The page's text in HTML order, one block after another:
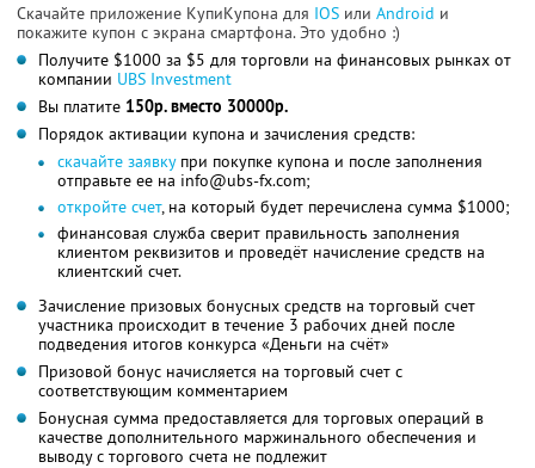
Скачайте приложение КупиКупона для IOS или Android и
покажите купон с экрана смартфона. Это удобно :)
Получите $1000 за $5 для торговли на финансовых рынках от
компании UBS Investment
Вы платите 150р. вместо 30000р.
Порядок активации купона и зачисления средств:
скачайте заявкупри покупке купона и после заполнения
отправьте ее на info@ubs-fx.com;
откройте счет, на который будет перечислена сумма $1000;
финансовая служба сверит правильность заполнения
клиентом реквизитов и проведёт начисление средств на
клиентский счет.
Зачисление призовых бонусных средств на торговый счет
участника происходит в течение 3 рабочих дней после
подведения итогов конкурса «Деньги на счёт»
Призовой бонус начисляется на торговый счет с
соответствующим комментарием
Бонусная сумма предоставляется для торговых операций в
качестве дополнительного маржинального обеспечения и
выводу с торгового счета не подлежит